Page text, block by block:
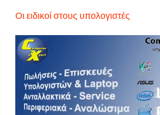
Οι ειδικοί στους υπολογιστές